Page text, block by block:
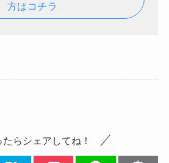
方はコチラ
たらシェアしてね！